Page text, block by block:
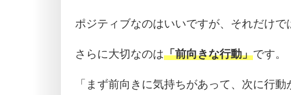
ポジティブなのはいいですが、それだけで
さらに大切なのは「前向きな行動」です。
「まず前向きに気持ちがあって、次に行